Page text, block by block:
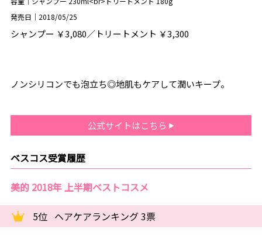
発売日｜2018/05/25
シャンプー ￥3,080／トリートメント ￥3,300
ノンシリコンでも泡立ち◎地肌もケアして潤いキープ。
公式サイトはこちら
ベスコス受賞履歴
美的 2018年 上半期ベストコスメ
5位 ヘアケアランキング 3票